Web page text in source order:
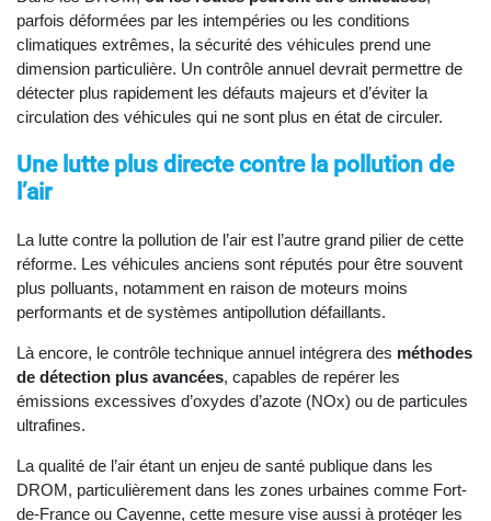
parfois déformées par les intempéries ou les conditions
climatiques extrêmes, la sécurité des véhicules prend une
dimension particulière. Un contrôle annuel devrait permettre de
détecter plus rapidement les défauts majeurs et d’éviter la
circulation des véhicules qui ne sont plus en état de circuler.
Une lutte plus directe contre la pollution de
l’air
La lutte contre la pollution de l’air est l’autre grand pilier de cette
réforme. Les véhicules anciens sont réputés pour être souvent
plus polluants, notamment en raison de moteurs moins
performants et de systèmes antipollution défaillants.
Là encore, le contrôle technique annuel intégrera des méthodes
de détection plus avancées, capables de repérer les
émissions excessives d’oxydes d’azote (NOx) ou de particules
ultrafines.
La qualité de l’air étant un enjeu de santé publique dans les
DROM, particulièrement dans les zones urbaines comme Fort-
de-France ou Cayenne, cette mesure vise aussi à protéger les